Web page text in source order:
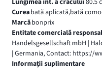
Cureabată aplicată,bată
Marcăbonprix
Entitate comercială
Handelsgesellschaft mbH |
| Germania, Contact: https://
Informaţii suplimentare